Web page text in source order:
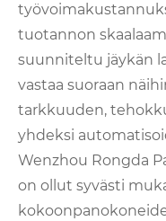
tuotannon
suunniteltu jäykän
vastaa suoraan
tarkkuuden,
yhdeksi
Wenzhou Rongda
on ollut syvästi